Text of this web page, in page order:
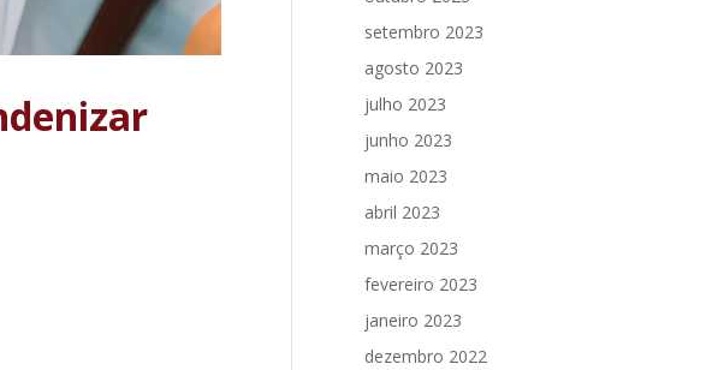
setembro 2023
agosto 2023
julho 2023
junho 2023
maio 2023
abril 2023
março 2023
fevereiro 2023
janeiro 2023
dezembro 2022